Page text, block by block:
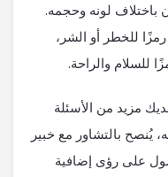
باختلاف لونه وحجمه.
رمزًا للخطر أو الشر،
للسلام والراحة.
مزيد من الأسئلة
يُنصح بالتشاور مع خبير
على رؤى إضافية